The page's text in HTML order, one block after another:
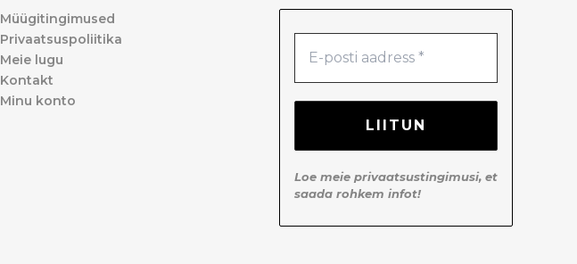
Müügitingimused
Privaatsuspoliitika
Meie lugu
Kontakt
Minu konto
Loe meie privaatsustingimusi, et
saada rohkem infot!